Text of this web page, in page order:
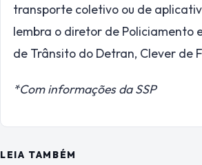
transporte coletivo ou de
lembra o diretor de Policiamento
de Trânsito do Detran, Clever de
*Com informações da SSP
LEIA TAMBÉM